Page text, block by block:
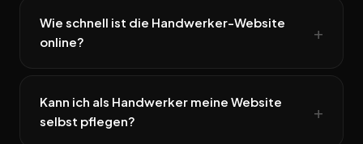
Wie schnell ist die Handwerker-Website
online?
Kann ich als Handwerker meine Website
selbst pflegen?